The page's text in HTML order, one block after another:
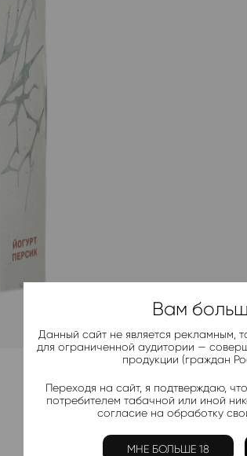
Вам
Данный сайт не является рекламным,
для ограниченной аудитории —
продукции (граждан
Переходя на сайт, я подтверждаю,
потребителем табачной или иной
согласие на обработку
МНЕ БОЛЬШЕ 18